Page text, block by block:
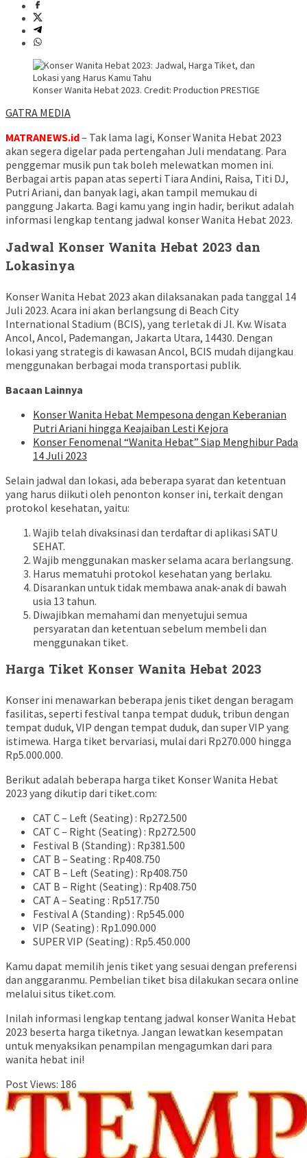
Konser Wanita Hebat 2023. Credit: Production PRESTIGE
GATRA MEDIA
MATRANEWS.id– Tak lama lagi, Konser Wanita Hebat 2023
akan segera digelar pada pertengahan Juli mendatang. Para
penggemar musik pun tak boleh melewatkan momen ini.
Berbagai artis papan atas seperti Tiara Andini, Raisa, Titi DJ,
Putri Ariani, dan banyak lagi, akan tampil memukau di
panggung Jakarta. Bagi kamu yang ingin hadir, berikut adalah
informasi lengkap tentang jadwal konser Wanita Hebat 2023.
Jadwal Konser Wanita Hebat 2023 dan
Lokasinya
Konser Wanita Hebat 2023 akan dilaksanakan pada tanggal 14
Juli 2023. Acara ini akan berlangsung di Beach City
International Stadium (BCIS), yang terletak di Jl. Kw. Wisata
Ancol, Ancol, Pademangan, Jakarta Utara, 14430. Dengan
lokasi yang strategis di kawasan Ancol, BCIS mudah dijangkau
menggunakan berbagai moda transportasi publik.
Bacaan Lainnya
Konser Wanita Hebat Mempesona dengan Keberanian
Putri Ariani hingga Keajaiban Lesti Kejora
Konser Fenomenal “Wanita Hebat” Siap Menghibur Pada
14 Juli 2023
Selain jadwal dan lokasi, ada beberapa syarat dan ketentuan
yang harus diikuti oleh penonton konser ini, terkait dengan
protokol kesehatan, yaitu:
Wajib telah divaksinasi dan terdaftar di aplikasi SATU
SEHAT.
Wajib menggunakan masker selama acara berlangsung.
Harus mematuhi protokol kesehatan yang berlaku.
Disarankan untuk tidak membawa anak-anak di bawah
usia 13 tahun.
Diwajibkan memahami dan menyetujui semua
persyaratan dan ketentuan sebelum membeli dan
menggunakan tiket.
Harga Tiket Konser Wanita Hebat 2023
Konser ini menawarkan beberapa jenis tiket dengan beragam
fasilitas, seperti festival tanpa tempat duduk, tribun dengan
tempat duduk, VIP dengan tempat duduk, dan super VIP yang
istimewa. Harga tiket bervariasi, mulai dari Rp270.000 hingga
Rp5.000.000.
Berikut adalah beberapa harga tiket Konser Wanita Hebat
2023 yang dikutip dari tiket.com:
CAT C – Left (Seating) : Rp272.500
CAT C – Right (Seating) : Rp272.500
Festival B (Standing) : Rp381.500
CAT B – Seating : Rp408.750
CAT B – Left (Seating) : Rp408.750
CAT B – Right (Seating) : Rp408.750
CAT A – Seating : Rp517.750
Festival A (Standing) : Rp545.000
VIP (Seating) : Rp1.090.000
SUPER VIP (Seating) : Rp5.450.000
Kamu dapat memilih jenis tiket yang sesuai dengan preferensi
dan anggaranmu. Pembelian tiket bisa dilakukan secara online
melalui situs tiket.com.
Inilah informasi lengkap tentang jadwal konser Wanita Hebat
2023 beserta harga tiketnya. Jangan lewatkan kesempatan
untuk menyaksikan penampilan mengagumkan dari para
wanita hebat ini!
Post Views: 186